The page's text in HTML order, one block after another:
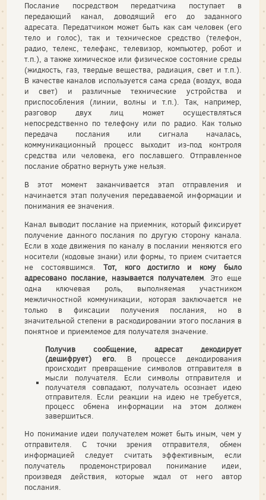
Послание посредством передатчика поступает в
передающий канал, доводящий его до заданного
адресата. Передатчиком может быть как сам человек (его
тело и голос), так и техническое средство (телефон,
радио, телекс, телефакс, телевизор, компьютер, робот и
т.п.), а также химическое или физическое состояние среды
(жидкость, газ, твердые вещества, радиация, свет и т.п.).
В качестве каналов используется сама среда (воздух, вода
и свет) и различные технические устройства и
приспособления (линии, волны и т.п.). Так, например,
разговор двух лиц может осуществляться
непосредственно по телефону или по радио. Как только
передача послания или сигнала началась,
коммуникационный процесс выходит из-под контроля
средства или человека, его пославшего. Отправленное
послание обратно вернуть уже нельзя.
В этот момент заканчивается этап отправления и
начинается этап получения передаваемой информации и
понимания ее значения.
Канал выводит послание на приемник, который фиксирует
получение данного послания по другую сторону канала.
Если в ходе движения по каналу в послании меняются его
носители (кодовые знаки) или формы, то прием считается
не состоявшимся. Тот, кого достигло и кому было
адресовано послание, называется получателем. Это еще
одна ключевая роль, выполняемая участником
межличностной коммуникации, которая заключается не
только в фиксации получения послания, но в
значительной степени в раскодировании этого послания в
понятное и приемлемое для получателя значение.
Получив сообщение, адресат декодирует
(дешифрует) его. В процессе декодирования
происходит превращение символов отправителя в
мысли получателя. Если символы отправителя и
получателя совпадают, получатель осознает идею
отправителя. Если реакции на идею не требуется,
процесс обмена информации на этом должен
завершиться.
Но понимание идеи получателем может быть иным, чем у
отправителя. С точки зрения отправителя, обмен
информацией следует считать эффективным, если
получатель продемонстрировал понимание идеи,
произведя действия, которые ждал от него автор
послания.